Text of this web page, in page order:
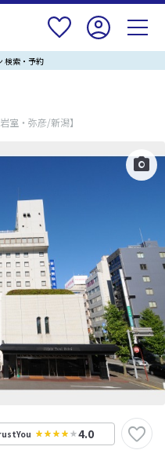
検索・予約
室・弥彦/新潟】
4.0